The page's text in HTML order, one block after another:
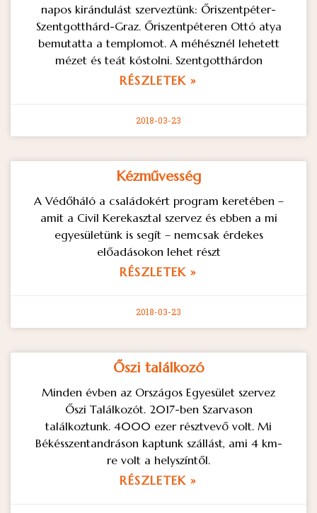
napos kirándulást szerveztünk: Őriszentpéter-
Szentgotthárd-Graz. Őriszentpéteren Ottó atya
bemutatta a templomot. A méhésznél lehetett
mézet és teát kóstolni. Szentgotthárdon
RÉSZLETEK »
2018-03-23
Kézművesség
A Védőháló a családokért program keretében –
amit a Civil Kerekasztal szervez és ebben a mi
egyesületünk is segít – nemcsak érdekes
előadásokon lehet részt
RÉSZLETEK »
2018-03-23
Őszi találkozó
Minden évben az Országos Egyesület szervez
Őszi Találkozót. 2017-ben Szarvason
találkoztunk. 4000 ezer résztvevő volt. Mi
Békésszentandráson kaptunk szállást, ami 4 km-
re volt a helyszíntől.
RÉSZLETEK »